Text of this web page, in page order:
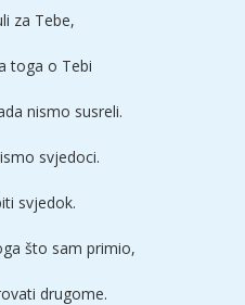
za Tebe,
toga o Tebi
nismo susreli.
svjedoci.
svjedok.
što sam primio,
drugome.